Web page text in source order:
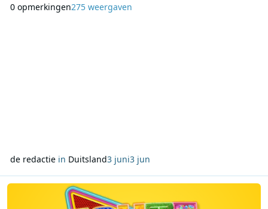
radiokanaal dat nauwer aansluit bij 1LIVE. Daarbij ligt de
0 opmerkingen275 weergaven
de redactiein Duitsland3 juni3 jun
Lees meer over Qmusic zet aanloop naar Foute 1500 en Foute